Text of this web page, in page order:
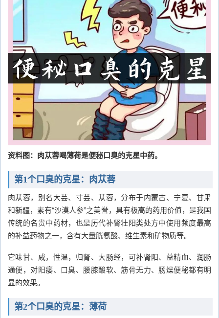
资料图：肉苁蓉喝薄荷是便秘口臭的克星中药。
第1个口臭的克星：肉苁蓉
肉苁蓉，别名大芸、寸芸、苁蓉，分布于内蒙古、宁夏、甘肃
和新疆，素有“沙漠人参”之美誉，具有极高的药用价值，是我国
传统的名贵中药材，也是历代补肾壮阳类处方中使用频度最高
的补益药物之一，含有大量胱氨酸、维生素和矿物质等。
它味甘、咸，性温，归肾、大肠经，可补肾阳、益精血、润肠
通便，对阳痿、口臭、腰膝酸软、筋骨无力、肠燥便秘都有明
显的效果。
第2个口臭的克星：薄荷